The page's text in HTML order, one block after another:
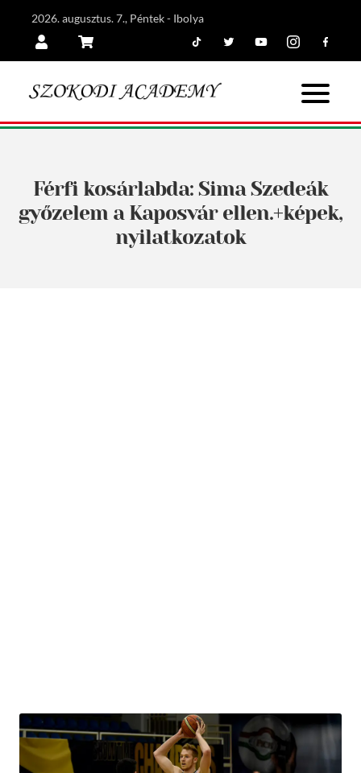
2026. augusztus. 7., Péntek - Ibolya
Férfi kosárlabda: Sima Szedeák
győzelem a Kaposvár ellen.+képek,
nyilatkozatok